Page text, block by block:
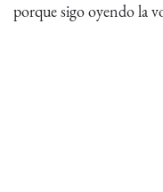
porque sigo oyendo la